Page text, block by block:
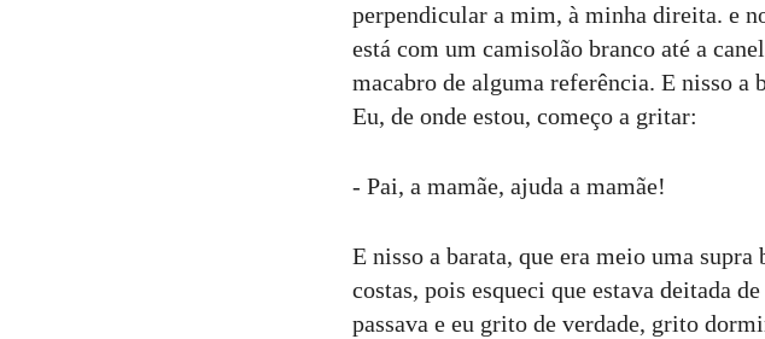
perpendicular a mim, à minha direita. e
está com um camisolão branco até a
macabro de alguma referência. E nisso a
Eu, de onde estou, começo a gritar:
- Pai, a mamãe, ajuda a mamãe!
E nisso a barata, que era meio uma
costas, pois esqueci que estava deitada
passava e eu grito de verdade, grito